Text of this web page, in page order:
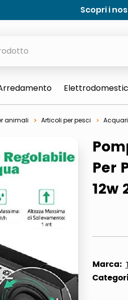
Scopri i
occhiali sole 0703 thin
differenziata
animali Articoli per pesci Acquari
Per
12w
Marca: